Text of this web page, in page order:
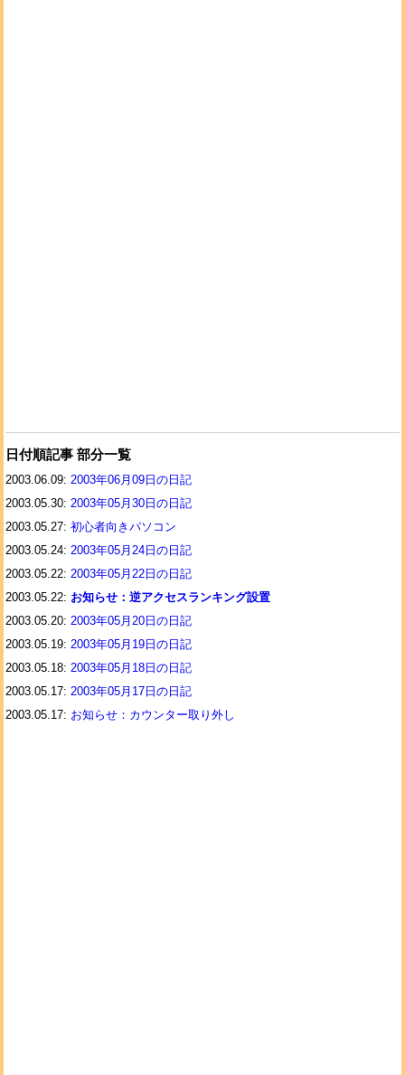
日付順記事 部分一覧
2003.06.09: 2003年06月09日の日記
2003.05.30: 2003年05月30日の日記
2003.05.27: 初心者向きパソコン
2003.05.24: 2003年05月24日の日記
2003.05.22: 2003年05月22日の日記
2003.05.22: お知らせ：逆アクセスランキング設置
2003.05.20: 2003年05月20日の日記
2003.05.19: 2003年05月19日の日記
2003.05.18: 2003年05月18日の日記
2003.05.17: 2003年05月17日の日記
2003.05.17: お知らせ：カウンター取り外し